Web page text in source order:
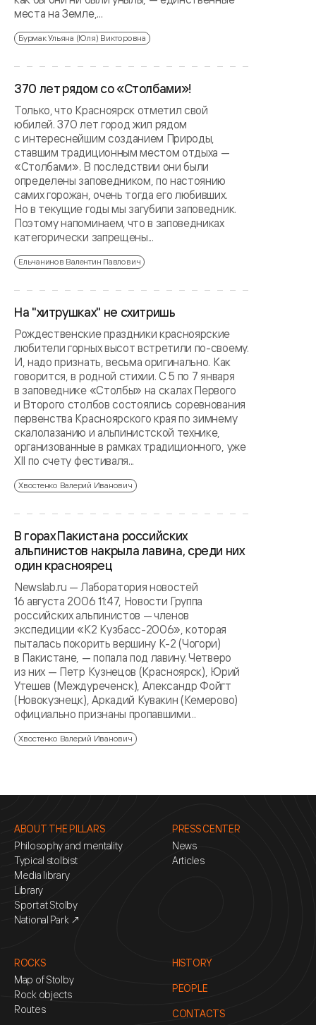
места на Земле,...
Бурмак Ульяна (Юля) Викторовна
370 лет рядом со «Столбами»!
Только, что Красноярск отметил свой
юбилей. 370 лет город жил рядом
с интереснейшим созданием Природы,
ставшим традиционным местом отдыха —
«Столбами». В последствии они были
определены заповедником, по настоянию
самих горожан, очень тогда его любивших.
Но в текущие годы мы загубили заповедник.
Поэтому напоминаем, что в заповедниках
категорически запрещены...
Ельчанинов Валентин Павлович
На "хитрушках" не схитришь
Рождественские праздники красноярские
любители горных высот встретили по-своему.
И, надо признать, весьма оригинально. Как
говорится, в родной стихии. С 5 по 7 января
в заповеднике «Столбы» на скалах Первого
и Второго столбов состоялись соревнования
первенства Красноярского края по зимнему
скалолазанию и альпинистской технике,
организованные в рамках традиционного, уже
XII по счету фестиваля...
Хвостенко Валерий Иванович
В горах Пакистана российских
альпинистов накрыла лавина, среди них
один красноярец
Newslab.ru — Лаборатория новостей
16 августа 2006 11:47, Новости Группа
российских альпинистов — членов
экспедиции «К2 Кузбасс-2006», которая
пыталась покорить вершину К-2 (Чогори)
в Пакистане, — попала под лавину. Четверо
из них — Петр Кузнецов (Красноярск), Юрий
Утешев (Междуреченск), Александр Фойгт
(Новокузнецк), Аркадий Кувакин (Кемерово)
официально признаны пропавшими...
Хвостенко Валерий Иванович
ABOUT THE PILLARS
Philosophy and mentality
Typical stolbist
Media library
Library
Sport at Stolby
National Park ↗
PRESS CENTER
News
Articles
ROCKS
Map of Stolby
Rock objects
Routes
HISTORY
PEOPLE
CONTACTS